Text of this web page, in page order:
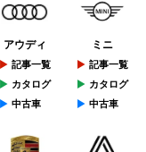
アウディ
記事一覧
カタログ
中古車
ミニ
記事一覧
カタログ
中古車